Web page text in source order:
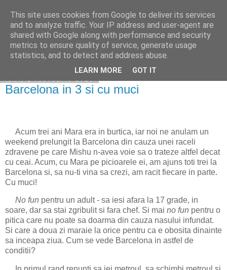
Becerescu.ro
Barcelona in 3 si cu muci
Acum trei ani Mara era in burtica, iar noi ne anulam un
weekend prelungit la Barcelona din cauza unei raceli
zdravene pe care Mishu n-avea voie sa o trateze altfel decat
cu ceai. Acum, cu Mara pe picioarele ei, am ajuns toti trei la
Barcelona si, sa nu-ti vina sa crezi, am racit fiecare in parte.
Cu muci!
No fun pentru un adult - sa iesi afara la 17 grade, in
soare, dar sa stai zgribulit si fara chef. Si mai no fun pentru o
pitica care nu poate sa doarma din cauza nasului infundat.
Si care a doua zi maraie la orice pentru ca e obosita dinainte
sa inceapa ziua. Cum se vede Barcelona in astfel de
conditii?
This site uses cookies from Google to deliver its services
and to analyze traffic. Your IP address and user-agent are
shared with Google along with performance and security
metrics to ensure quality of service, generate usage
statistics, and to detect and address abuse.
LEARN MORE GOT IT